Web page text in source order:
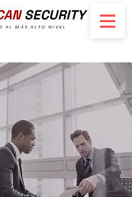
SECURITY
AL MÁS ALTO NIVEL